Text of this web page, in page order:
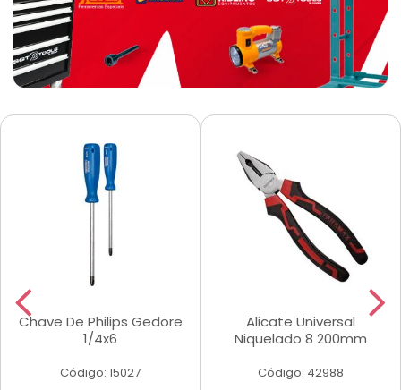
Chave De Philips Gedore
1/4x6
Código: 15027
Alicate Universal
Niquelado 8 200mm
Código: 42988